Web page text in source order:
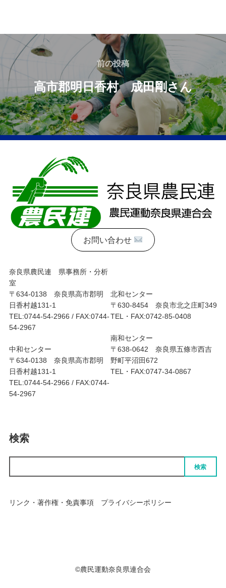
前の投稿
高市郡明日香村 成田剛さん
お問い合わせ
奈良県農民連 県事務所・分析
室
〒634-0138 奈良県高市郡明
日香村越131-1
TEL:0744-54-2966 / FAX:0744-
54-2967
中和センター
〒634-0138 奈良県高市郡明
日香村越131-1
TEL:0744-54-2966 / FAX:0744-
54-2967
北和センター
〒630-8454 奈良市北之庄町349
TEL・FAX:0742-85-0408
南和センター
〒638-0642 奈良県五條市西吉
野町平沼田672
TEL・FAX:0747-34-0867
検索
検索
リンク・著作権・免責事項 プライバシーポリシー